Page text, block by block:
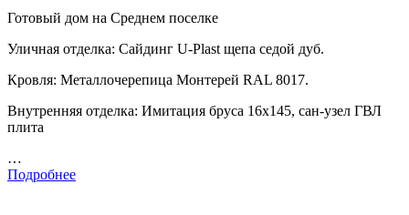
Готовый дом на Среднем поселке
Уличная отделка: Сайдинг U-Plast щепа седой дуб.
Кровля: Металлочерепица Монтерей RAL 8017.
Внутренняя отделка: Имитация бруса 16х145, сан-узел ГВЛ
плита
…
Подробнее